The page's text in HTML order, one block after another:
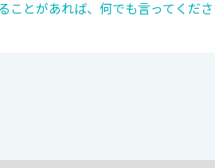
ことがあれば、何でも言ってくだ